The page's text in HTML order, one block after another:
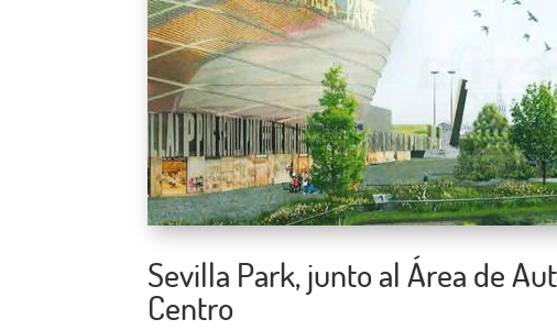
Sevilla Park, junto al Área de
Centro